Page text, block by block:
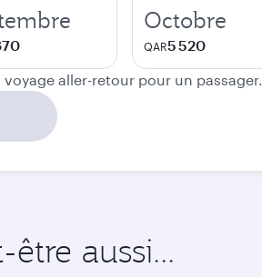
Octobre
QAR5 520
aller-retour pour un passager.
aussi...